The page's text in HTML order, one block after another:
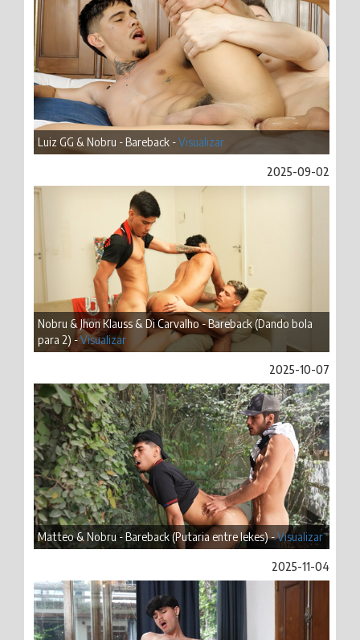
Luiz GG & Nobru - Bareback -Visualizar
2025-09-02
Nobru & Jhon Klauss & Di Carvalho - Bareback (Dando bola
para 2) -Visualizar
2025-10-07
Matteo & Nobru - Bareback (Putaria entre lekes) -Visualizar
2025-11-04